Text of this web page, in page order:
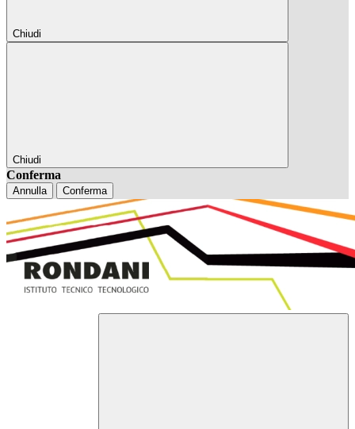
Chiudi
Chiudi
Conferma
Annulla Conferma